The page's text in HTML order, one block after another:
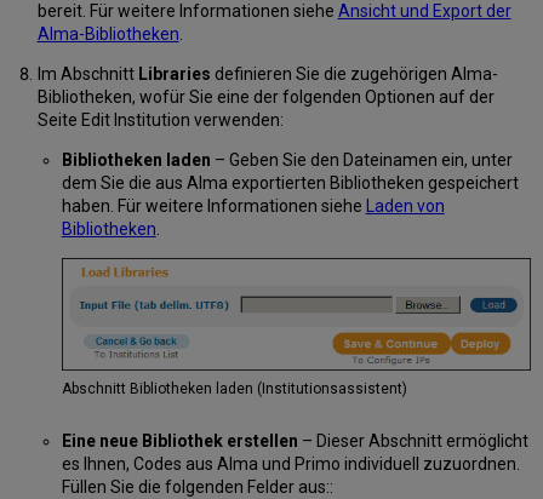
bereit. Für weitere Informationen siehe Ansicht und Export der
Alma-Bibliotheken.
Im Abschnitt Libraries definieren Sie die zugehörigen Alma-
Bibliotheken, wofür Sie eine der folgenden Optionen auf der
Seite Edit Institution verwenden:
Bibliotheken laden – Geben Sie den Dateinamen ein, unter
dem Sie die aus Alma exportierten Bibliotheken gespeichert
haben. Für weitere Informationen siehe Laden von
Bibliotheken.
Abschnitt Bibliotheken laden (Institutionsassistent)
Eine neue Bibliothek erstellen – Dieser Abschnitt ermöglicht
es Ihnen, Codes aus Alma und Primo individuell zuzuordnen.
Füllen Sie die folgenden Felder aus::